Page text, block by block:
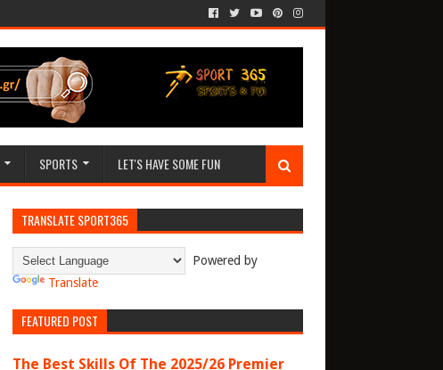
SPORTS LET'S HAVE SOME FUN
TRANSLATE SPORT365
Powered by
Translate
FEATURED POST
The Best Skills Of The 2025/26 Premier